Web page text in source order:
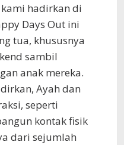
kami hadirkan di
Days Out ini
tua, khususnya
sambil
anak mereka.
Ayah dan
seperti
kontak fisik
dari sejumlah